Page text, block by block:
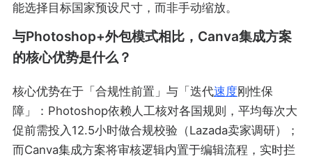
能选择目标国家预设尺寸，而非手动缩放。
与Photoshop+外包模式相比，Canva集成方案
的核心优势是什么？
核心优势在于「合规性前置」与「迭代速度刚性保
障」：Photoshop依赖人工核对各国规则，平均每次大
促前需投入12.5小时做合规校验（Lazada卖家调研）；
而Canva集成方案将审核逻辑内置于编辑流程，实时拦